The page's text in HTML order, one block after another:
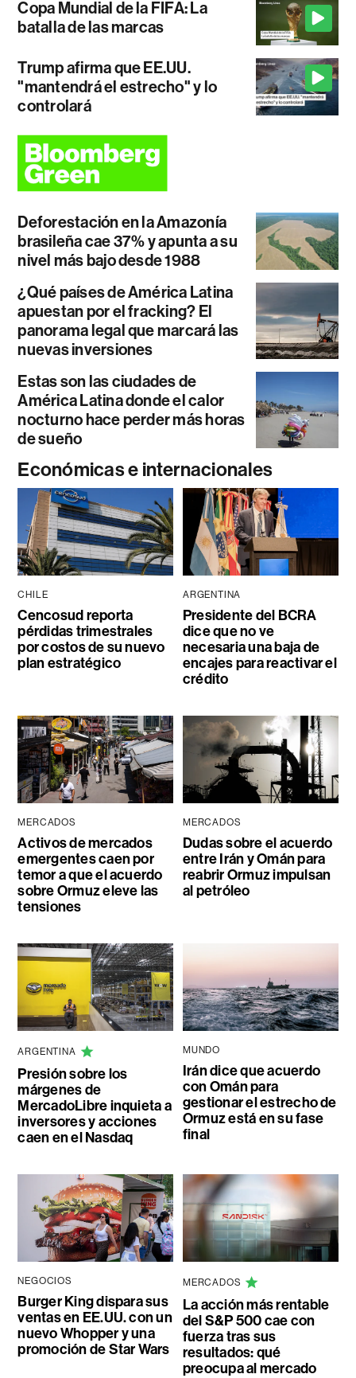
Copa Mundial de la FIFA: La
batalla de las marcas
Trump afirma que EE.UU.
"mantendrá el estrecho" y lo
controlará
Deforestación en la Amazonía
brasileña cae 37% y apunta a su
nivel más bajo desde 1988
¿Qué países de América Latina
apuestan por el fracking? El
panorama legal que marcará las
nuevas inversiones
Estas son las ciudades de
América Latina donde el calor
nocturno hace perder más horas
de sueño
Económicas e internacionales
CHILE
Cencosud reporta
pérdidas trimestrales
por costos de su nuevo
plan estratégico
ARGENTINA
Presidente del BCRA
dice que no ve
necesaria una baja de
encajes para reactivar el
crédito
MERCADOS
Activos de mercados
emergentes caen por
temor a que el acuerdo
sobre Ormuz eleve las
tensiones
MERCADOS
Dudas sobre el acuerdo
entre Irán y Omán para
reabrir Ormuz impulsan
al petróleo
ARGENTINA
Presión sobre los
márgenes de
MercadoLibre inquieta a
inversores y acciones
caen en el Nasdaq
MUNDO
Irán dice que acuerdo
con Omán para
gestionar el estrecho de
Ormuz está en su fase
final
NEGOCIOS
Burger King dispara sus
ventas en EE.UU. con un
nuevo Whopper y una
promoción de Star Wars
MERCADOS
La acción más rentable
del S&P 500 cae con
fuerza tras sus
resultados: qué
preocupa al mercado